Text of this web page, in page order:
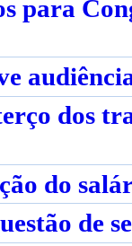
para
dos
do
de